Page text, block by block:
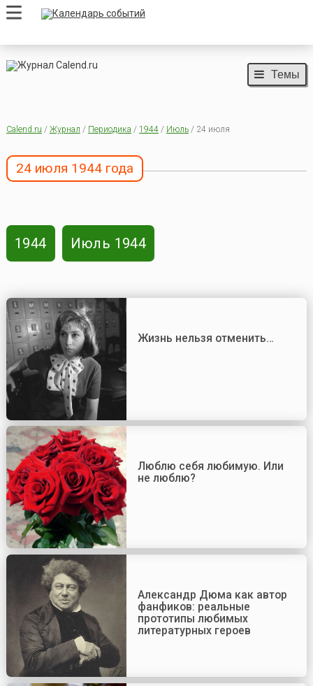
Темы
Calend.ru / Журнал / Периодика / 1944/ Июль/ 24 июля
24 июля 1944 года
1944 Июль 1944
Жизнь нельзя отменить…
Люблю себя любимую. Или
не люблю?
Александр Дюма как автор
фанфиков: реальные
прототипы любимых
литературных героев